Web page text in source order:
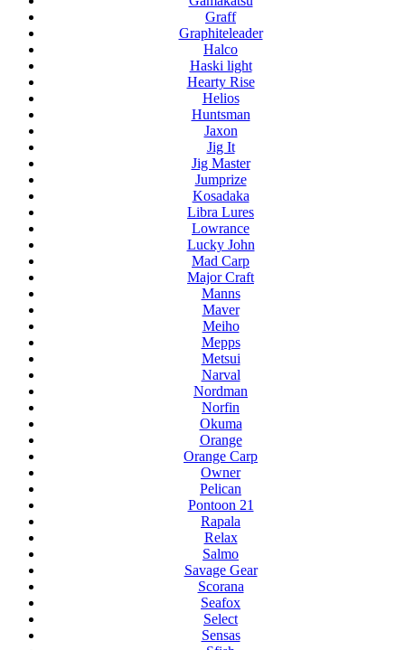
Graff
Graphiteleader
Halco
Haski light
Hearty Rise
Helios
Huntsman
Jaxon
Jig It
Jig Master
Jumprize
Kosadaka
Libra Lures
Lowrance
Lucky John
Mad Carp
Major Craft
Manns
Maver
Meiho
Mepps
Metsui
Narval
Nordman
Norfin
Okuma
Orange
Orange Carp
Owner
Pelican
Pontoon 21
Rapala
Relax
Salmo
Savage Gear
Scorana
Seafox
Select
Sensas